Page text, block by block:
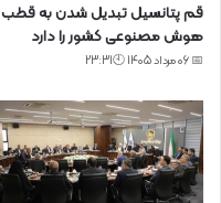
قم پتانسیل تبدیل شدن به قطب
هوش مصنوعی کشور را دارد
📅 06 مرداد 1405 🕙23:31